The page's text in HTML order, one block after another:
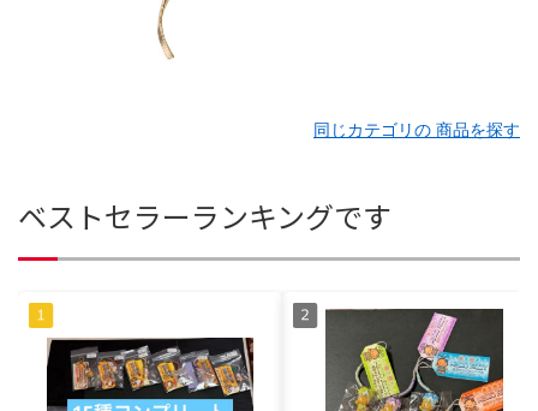
同じカテゴリの 商品を探す
ベストセラーランキングです